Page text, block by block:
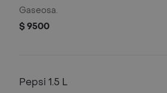
Gaseosa.
$ 9500
Pepsi 1.5 L